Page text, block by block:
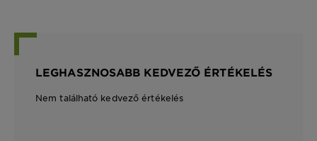
LEGHASZNOSABB KEDVEZŐ ÉRTÉKELÉS
Nem található kedvező értékelés